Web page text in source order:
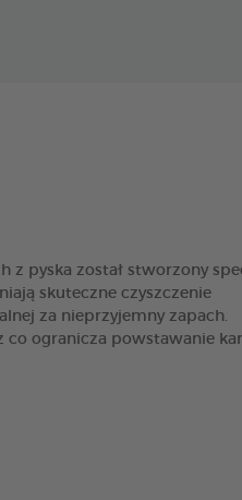
z pyska został stworzony
skuteczne czyszczenie
za nieprzyjemny zapach.
ogranicza powstawanie